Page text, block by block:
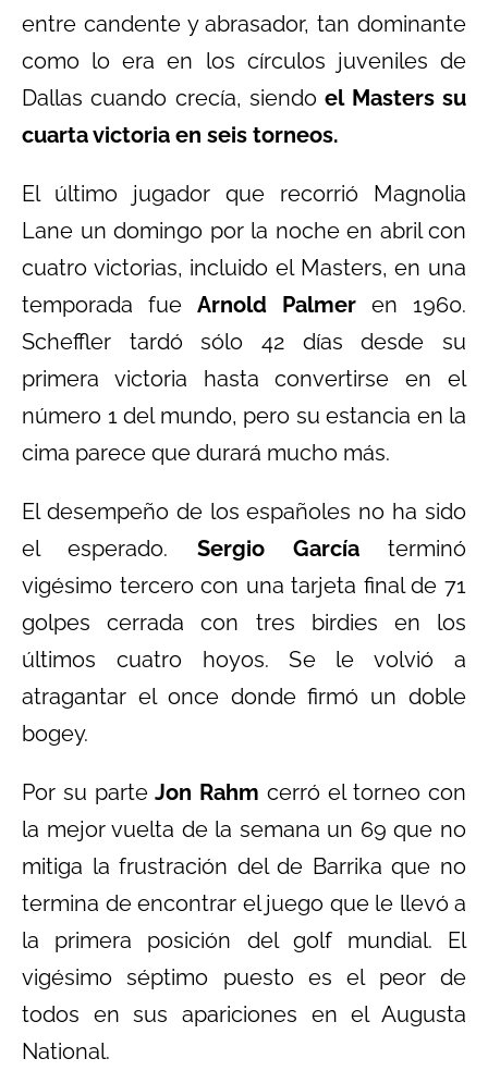
entre candente y abrasador, tan dominante
como lo era en los círculos juveniles de
Dallas cuando crecía, siendo el Masters su
cuarta victoria en seis torneos.
El último jugador que recorrió Magnolia
Lane un domingo por la noche en abril con
cuatro victorias, incluido el Masters, en una
temporada fue Arnold Palmer en 1960.
Scheffler tardó sólo 42 días desde su
primera victoria hasta convertirse en el
número 1 del mundo, pero su estancia en la
cima parece que durará mucho más.
El desempeño de los españoles no ha sido
el esperado. Sergio Garcíaterminó
vigésimo tercero con una tarjeta final de 71
golpes cerrada con tres birdies en los
últimos cuatro hoyos. Se le volvió a
atragantar el once donde firmó un doble
bogey.
Por su parte Jon Rahm cerró el torneo con
la mejor vuelta de la semana un 69 que no
mitiga la frustración del de Barrika que no
termina de encontrar el juego que le llevó a
la primera posición del golf mundial. El
vigésimo séptimo puesto es el peor de
todos en sus apariciones en el Augusta
National.